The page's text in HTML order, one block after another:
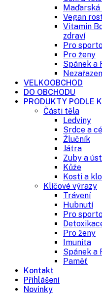
Maďarská
Vegan
Vitamin
zdraví
Pro
Pro ženy
Spánek a
VELKOOBCHOD
DO OBCHODU
PRODUKTY PODLE
Části těla
Ledviny
Srdce a
Žlučník
Játra
Zuby a
Kůže
Kosti a
Klíčové výrazy
Trávení
Hubnutí
Pro
Pro ženy
Imunita
Spánek a
Paměť
Kontakt
Přihlášení
Novinky